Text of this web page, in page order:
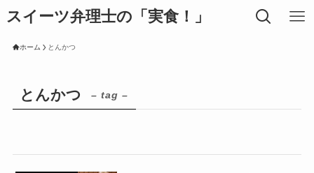
スイーツ弁理士の「実食！」
ホーム とんかつ
とんかつ – tag –